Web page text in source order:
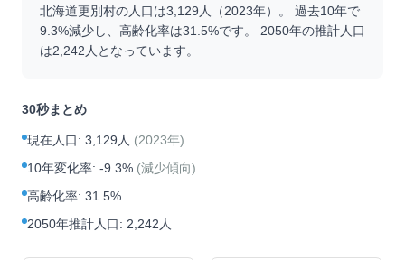
北海道更別村の人口は3,129 人（2023年）。 過去10年で
9.3%減少し、高齢化率は31.5%です。 2050年の推計人口
は2,242 人となっています。
30秒まとめ
現在人口: 3,129人 (2023年)
10年変化率: -9.3% (減少傾向)
高齢化率: 31.5%
2050年推計人口: 2,242人